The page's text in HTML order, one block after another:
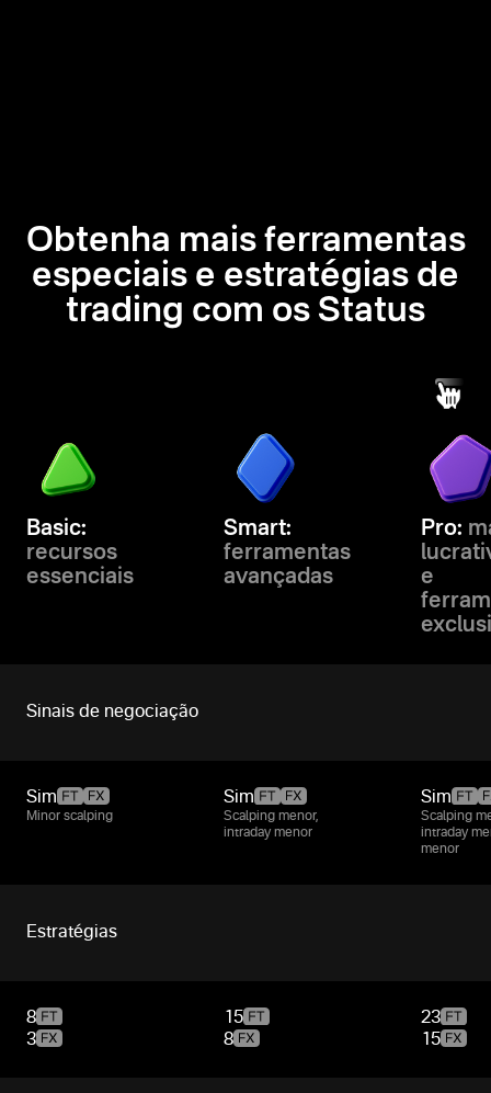
Obtenha mais ferramentas
especiais e estratégias de
trading com os Status
Basic:
recursos
essenciais
Smart:
ferramentas
avançadas
Pro:
e
Sinais de negociação
Sim
Minor scalping
Sim
Scalping menor,
intraday menor
Sim
Scalping
intraday
menor
Estratégias
8
3
15
8
23
15